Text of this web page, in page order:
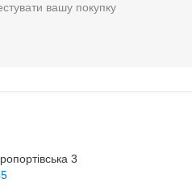
вашу покупку
3